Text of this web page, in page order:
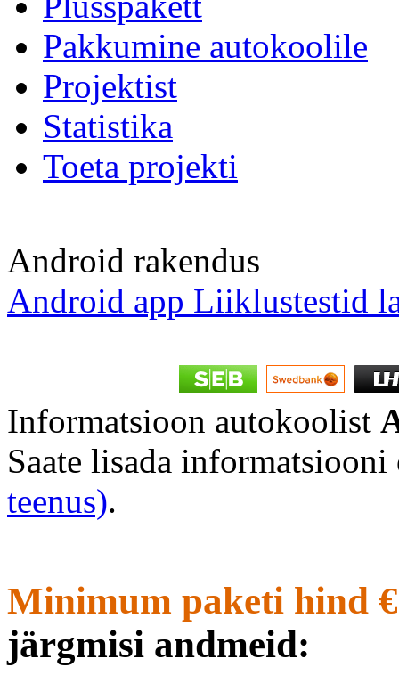
Pakkumine autokoolile
Projektist
Statistika
Toeta projekti
Android rakendus
Android app Liiklustestid
Informatsioon autokoolist
Saate lisada
teenus).
Minimum paketi hind
järgmisi andmeid: